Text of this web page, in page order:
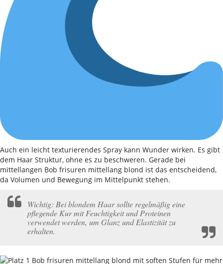
Auch ein leicht texturierendes Spray kann Wunder wirken. Es gibt
dem Haar Struktur, ohne es zu beschweren. Gerade bei
mittellangen Bob frisuren mittellang blond ist das entscheidend,
da Volumen und Bewegung im Mittelpunkt stehen.
Wichtig: Bei blondem Haar sollte regelmäßig eine
pflegende Kur mit Feuchtigkeit und Proteinen
verwendet werden, um Glanz und Elastizität zu
erhalten.